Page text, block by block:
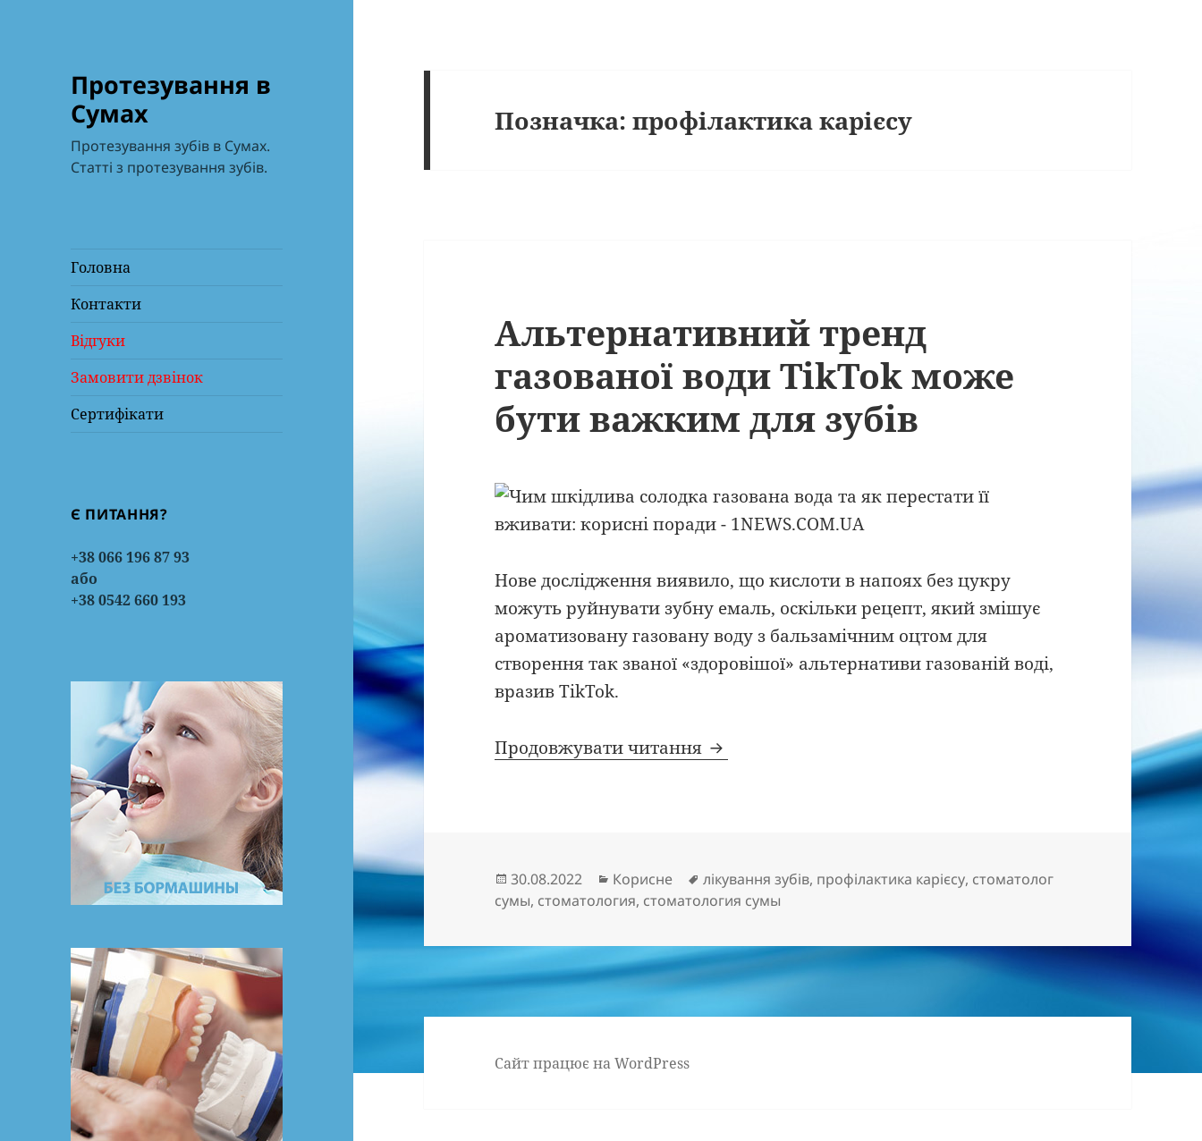
Протезування в
Сумах
Протезування зубів в Сумах.
Статті з протезування зубів.
Головна
Контакти
Відгуки
Замовити дзвінок
Сертифікати
Є ПИТАННЯ?
+38 066 196 87 93
або
+38 0542 660 193
Позначка:профілактика карієсу
Альтернативний тренд
газованої води TikTok може
бути важким для зубів
Нове дослідження виявило, що кислоти в напоях без цукру
можуть руйнувати зубну емаль, оскільки рецепт, який змішує
ароматизовану газовану воду з бальзамічним оцтом для
створення так званої «здоровішої» альтернативи газованій воді,
вразив TikTok.
Продовжувати читання Альтернативний тренд газованої води TikTok може
Опубліковано
30.08.2022 Категорії
Корисне Позначки
лікування зубів, профілактика карієсу, стоматолог
сумы, стоматология, стоматология сумы
Сайт працює на WordPress